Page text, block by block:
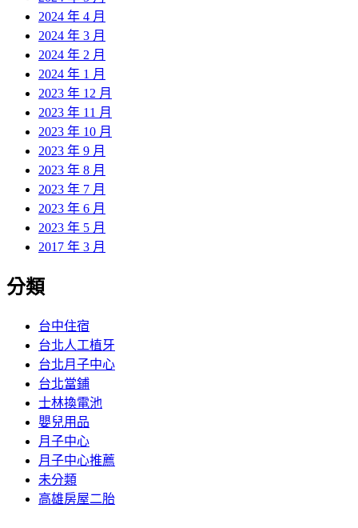
2024 年 4 月
2024 年 3 月
2024 年 2 月
2024 年 1 月
2023 年 12 月
2023 年 11 月
2023 年 10 月
2023 年 9 月
2023 年 8 月
2023 年 7 月
2023 年 6 月
2023 年 5 月
2017 年 3 月
分類
台中住宿
台北人工植牙
台北月子中心
台北當鋪
士林換電池
嬰兒用品
月子中心
月子中心推薦
未分類
高雄房屋二胎